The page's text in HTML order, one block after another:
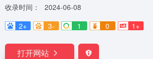
收录时间：
2024-06-08
2+
3- 1 0 1+
打开网站